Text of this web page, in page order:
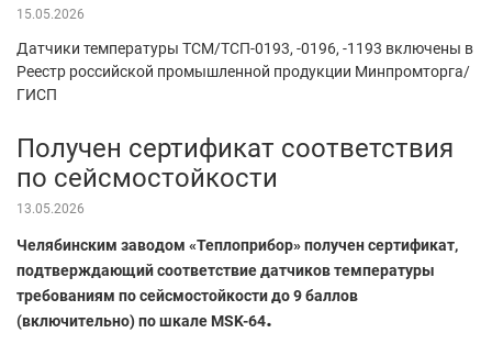
15.05.2026
Датчики температуры ТСМ/ТСП-0193, -0196, -1193 включены в
Реестр российской промышленной продукции Минпромторга/
ГИСП
Получен сертификат соответствия
по сейсмостойкости
13.05.2026
Челябинским заводом «Теплоприбор» получен сертификат,
подтверждающий соответствие датчиков температуры
требованиям по сейсмостойкости до 9 баллов
(включительно) по шкале MSK-64.